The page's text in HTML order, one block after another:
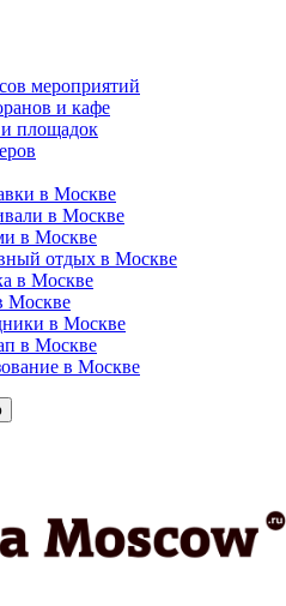
мероприятий
и кафе
площадок
в Москве
в Москве
в Москве
отдых в Москве
в Москве
Москве
в Москве
в Москве
в Москве